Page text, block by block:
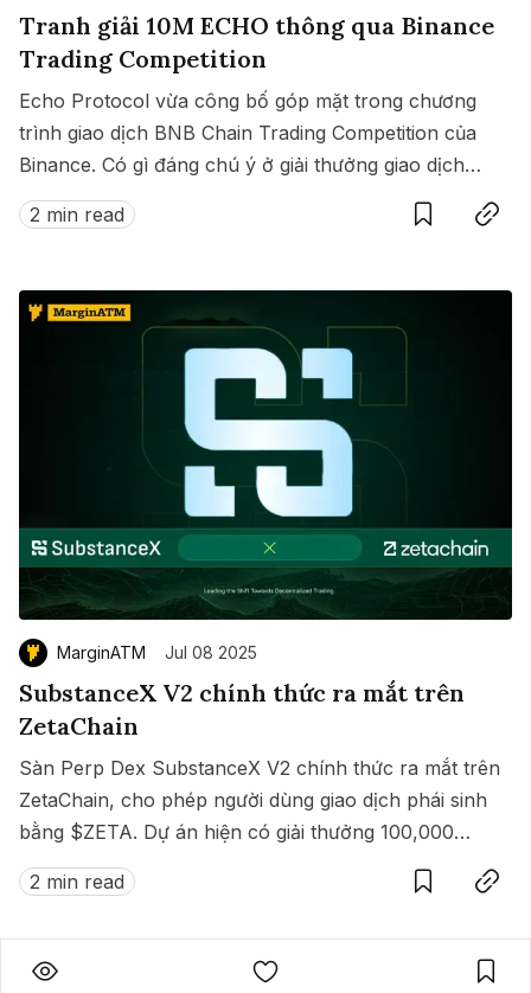
Tranh giải 10M ECHO thông qua Binance
Trading Competition
Echo Protocol vừa công bố góp mặt trong chương
trình giao dịch BNB Chain Trading Competition của
Binance. Có gì đáng chú ý ở giải thưởng giao dịch
này?
2 min read
SaveCopy link
MarginATM Jul 08 2025
SubstanceX V2 chính thức ra mắt trên
ZetaChain
Sàn Perp Dex SubstanceX V2 chính thức ra mắt trên
ZetaChain, cho phép người dùng giao dịch phái sinh
bằng $ZETA. Dự án hiện có giải thưởng 100,000
$ZETA diễn ra từ 8 đến 15/07/2025.
2 min read
SaveCopy link